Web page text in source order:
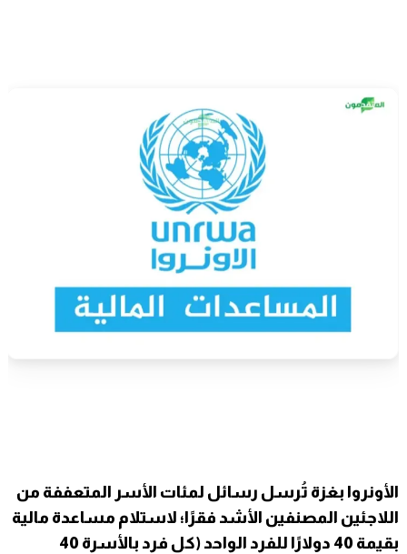
الأونروا بغزة تُرسل رسائل لمئات الأسر المتعففة من
اللاجئين المصنفين الأشد فقرًا؛ لاستلام مساعدة مالية
بقيمة 40 دولارًا للفرد الواحد (كل فرد بالأسرة 40